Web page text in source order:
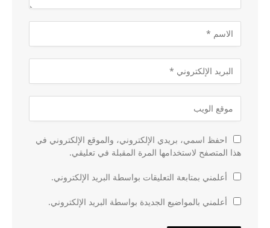
احفظ اسمي، بريدي الإلكتروني، والموقع الإلكتروني في
هذا المتصفح لاستخدامها المرة المقبلة في تعليقي.
أعلمني بمتابعة التعليقات بواسطة البريد الإلكتروني.
أعلمني بالمواضيع الجديدة بواسطة البريد الإلكتروني.